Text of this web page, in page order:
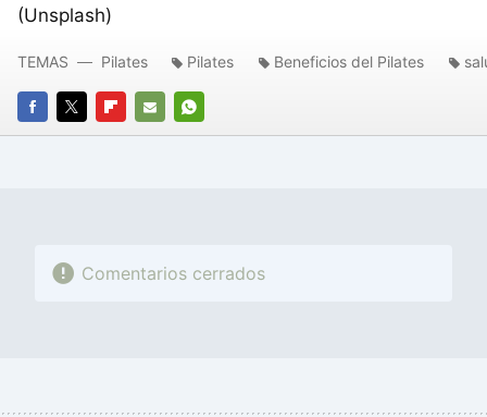
(Unsplash)
FACEBOOK
TWITTERFLIPBOARD
E-
WHATSAPP
TEMAS Pilates Pilates Beneficios del Pilates
Comentarios cerrados